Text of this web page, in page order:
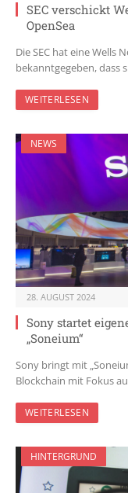
SEC verschickt
OpenSea
Die SEC hat eine Wells
bekanntgegeben, dass
WEITERLESEN
NEWS
28. AUGUST 2024
Sony startet
„Soneium“
Sony bringt mit
Blockchain mit Fokus
WEITERLESEN
HINTERGRUND